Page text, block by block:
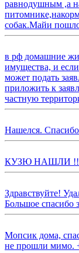
равнодушным ,а
собак.Майи
в рф домашние
имущества, и
может подать
приложить к
частную
Нашелся. Спасибо
КУЗЮ НАШЛИ
Здравствуйте!
Большое спасибо
Мопсик дома,
не прошли мимо.